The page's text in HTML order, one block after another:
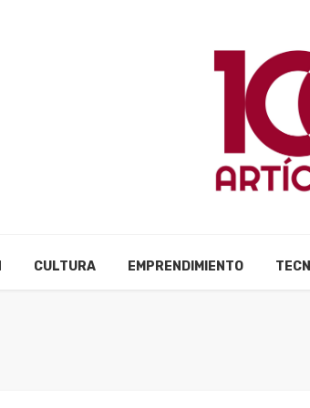
CULTURA EMPRENDIMIENTO